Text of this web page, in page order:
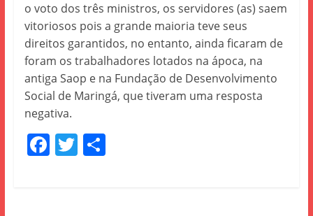
o voto dos três ministros, os servidores (as) saem
vitoriosos pois a grande maioria teve seus
direitos garantidos, no entanto, ainda ficaram de
foram os trabalhadores lotados na ápoca, na
antiga Saop e na Fundação de Desenvolvimento
Social de Maringá, que tiveram uma resposta
negativa.
F T S